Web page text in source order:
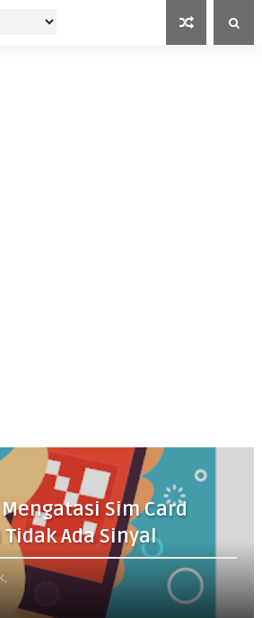
Sim Card
Tidak Ada Sinyal